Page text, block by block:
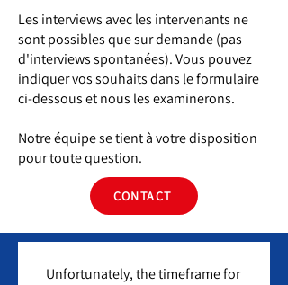
Les interviews avec les intervenants ne
sont possibles que sur demande (pas
d'interviews spontanées). Vous pouvez
indiquer vos souhaits dans le formulaire
ci-dessous et nous les examinerons.
Notre équipe se tient à votre disposition
pour toute question.
CONTACT
Unfortunately, the timeframe for